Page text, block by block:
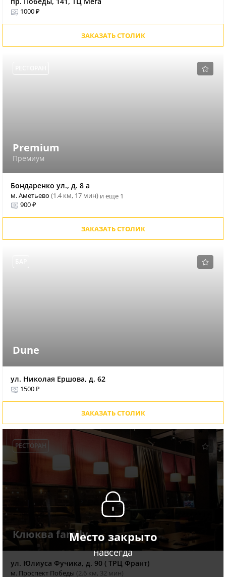
1000 ₽
ЗАКАЗАТЬ СТОЛИК
Premium
Премиум
Бондаренко ул., д. 8 а
м. Аметьево (1.4 км, 17 мин) и еще 1
900 ₽
ЗАКАЗАТЬ СТОЛИК
Dune
ул. Николая Ершова, д. 62
1500 ₽
ЗАКАЗАТЬ СТОЛИК
Место закрыто
навсегда
РЕСТОРАН
Клюква family
ул. Юлиуса Фучика, д. 90 ( ТРЦ Франт)
м. Проспект Победы (2.6 км, 32 мин)